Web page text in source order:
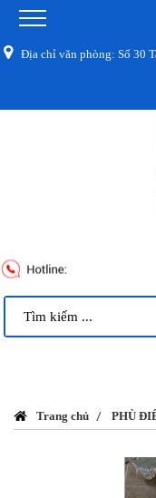
chỉ văn phòng: Số 30 Tam
Trang chủ PHÙ